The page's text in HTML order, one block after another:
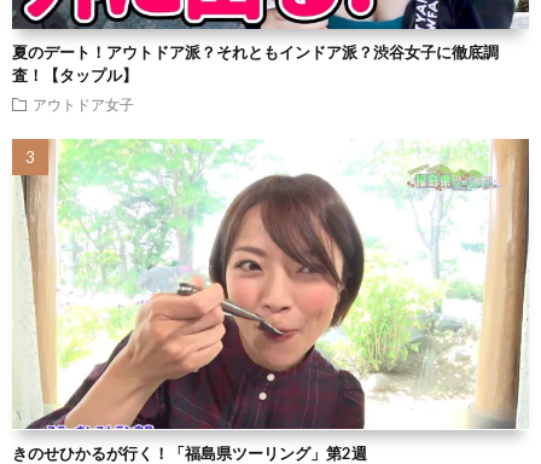
夏のデート！アウトドア派？それともインドア派？渋谷女子に徹底調
査！【タップル】
アウトドア女子
きのせひかるが行く！「福島県ツーリング」第2週